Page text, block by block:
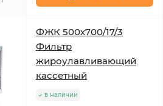
ФЖК 500х700/17/3
Фильтр
жироулавливающий
кассетный
в наличии